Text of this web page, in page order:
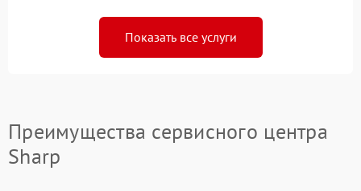
Показать все услуги
Преимущества сервисного центра
Sharp